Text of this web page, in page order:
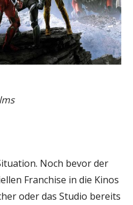
Noch bevor der
Franchise in die Kinos
oder das Studio bereits